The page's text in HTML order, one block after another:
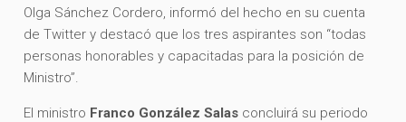
Olga Sánchez Cordero, informó del hecho en su cuenta
de Twitter y destacó que los tres aspirantes son “todas
personas honorables y capacitadas para la posición de
Ministro”.
El ministro Franco González Salas concluirá su periodo